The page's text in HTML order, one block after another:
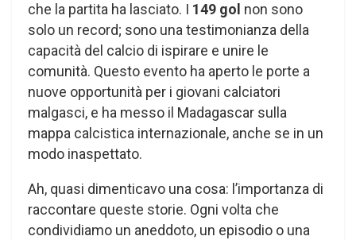
che la partita ha lasciato. I 149 gol non sono
solo un record; sono una testimonianza della
capacità del calcio di ispirare e unire le
comunità. Questo evento ha aperto le porte a
nuove opportunità per i giovani calciatori
malgasci, e ha messo il Madagascar sulla
mappa calcistica internazionale, anche se in un
modo inaspettato.
Ah, quasi dimenticavo una cosa: l’importanza di
raccontare queste storie. Ogni volta che
condividiamo un aneddoto, un episodio o una